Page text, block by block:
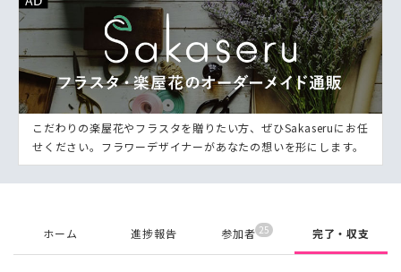
こだわりの楽屋花やフラスタを贈りたい方、ぜひSakaseruにお任
せください。フラワーデザイナーがあなたの想いを形にします。
ホーム 進捗報告 参加者 25 完了・収支